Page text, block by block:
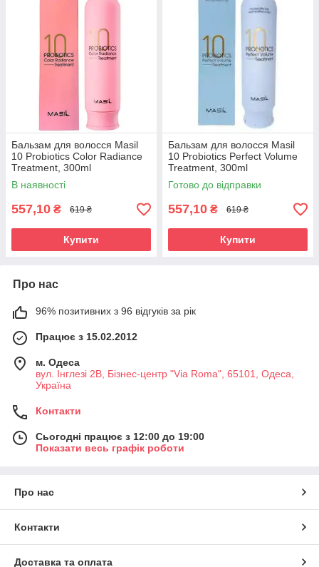
Бальзам для волосся Masil
10 Probiotics Color Radiance
Treatment, 300ml
В наявності
557,10 ₴ 619 ₴
Купити
Бальзам для волосся Masil
10 Probiotics Perfect Volume
Treatment, 300ml
Готово до відправки
557,10 ₴ 619 ₴
Купити
Про нас
96% позитивних з 96 відгуків за рік
Працює з 15.02.2012
м. Одеса
вул. Інглезі 2В, Бізнес-центр "Via Roma", 65101, Одеса,
Україна
Контакти
Сьогодні працює з 12:00 до 19:00
Показати весь графік роботи
Про нас
Контакти
Доставка та оплата